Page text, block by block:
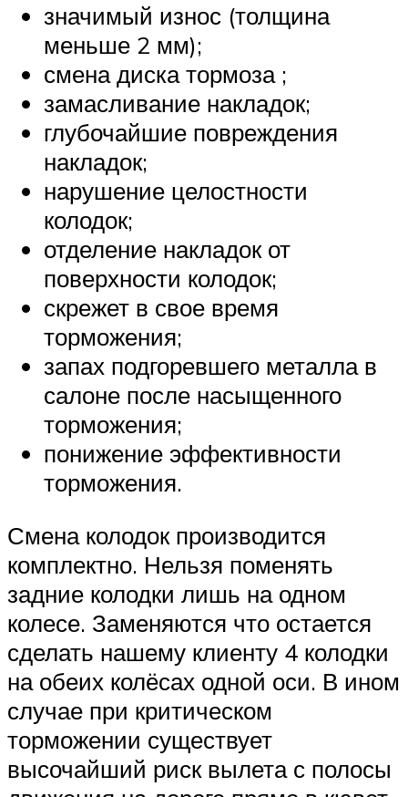
значимый износ (толщина
меньше 2 мм);
смена диска тормоза ;
замасливание накладок;
глубочайшие повреждения
накладок;
нарушение целостности
колодок;
отделение накладок от
поверхности колодок;
скрежет в свое время
торможения;
запах подгоревшего металла в
салоне после насыщенного
торможения;
понижение эффективности
торможения.
Смена колодок производится
комплектно. Нельзя поменять
задние колодки лишь на одном
колесе. Заменяются что остается
сделать нашему клиенту 4 колодки
на обеих колёсах одной оси. В ином
случае при критическом
торможении существует
высочайший риск вылета с полосы